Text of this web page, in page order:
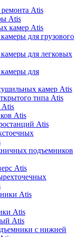
ремонта Atis
Atis
камер Atis
для грузового
для легковых
для
камер Atis
типа Atis
Atis
Atis
Atis
подъемников
Atis
Atis
Atis
Atis
с нижней